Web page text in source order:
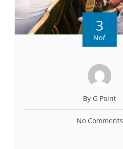
3
Νοέ
By G Point
No Comments